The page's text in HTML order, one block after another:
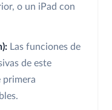
o un iPad con
Las funciones de
de este
primera